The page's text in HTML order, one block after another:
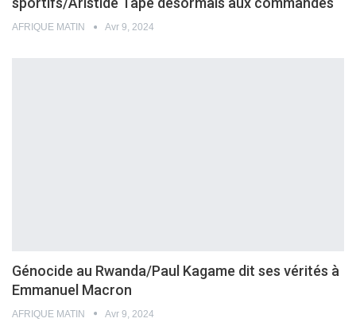
AFRIQUE MATIN Avr 9, 2024
Génocide au Rwanda/Paul Kagame dit ses vérités à
Emmanuel Macron
AFRIQUE MATIN Avr 9, 2024